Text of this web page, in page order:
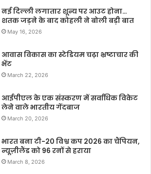
नई दिल्ली लगातार शून्य पर आउट होना…
शतक जड़ने के बाद कोहली ने बोली बड़ी बात
May 16, 2026
आवास विकास का स्टेडियम चढ़ा भ्रष्टाचार की
भेंट
March 22, 2026
आईपीएल के एक संस्करण में सर्वाधिक विकेट
लेने वाले भारतीय गेंदबाज
March 20, 2026
भारत बना टी-20 विश्व कप 2026 का चैंपियन,
न्यूज़ीलैंड को 96 रनों से हराया
March 8, 2026